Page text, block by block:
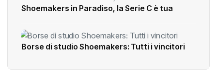
Shoemakers in Paradiso, la Serie C è tua
Borse di studio Shoemakers: Tutti i vincitori